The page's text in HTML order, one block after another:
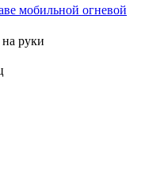
мобильной огневой
на руки